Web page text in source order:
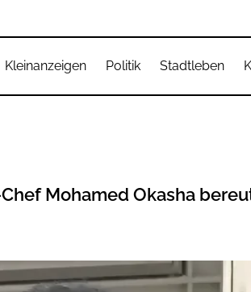
Kleinanzeigen Politik Stadtleben
Mohamed Okasha